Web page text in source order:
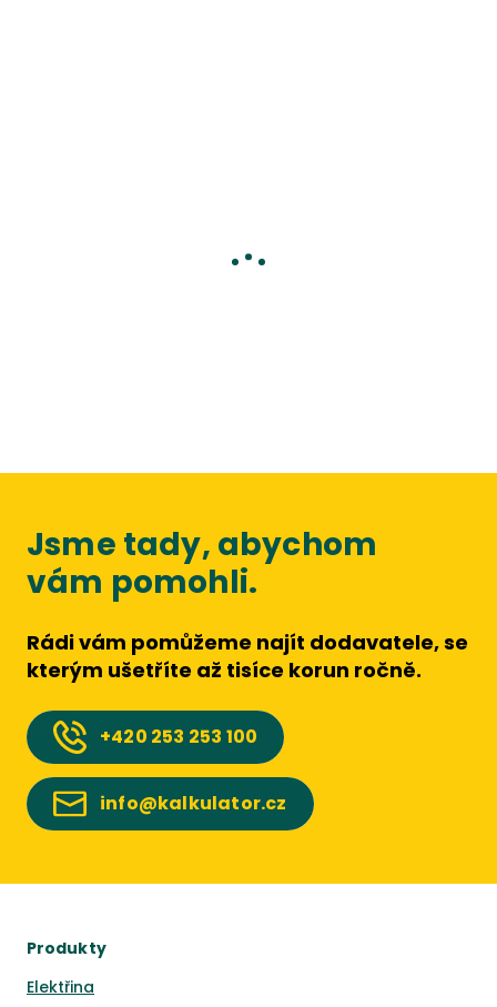
Jsme tady, abychom
vám pomohli.
Rádi vám pomůžeme najít dodavatele, se
kterým ušetříte až tisíce korun ročně.
+420 253 253 100
info@kalkulator.cz
Produkty
Elektřina